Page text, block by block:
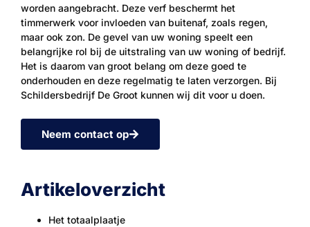
worden aangebracht. Deze verf beschermt het
timmerwerk voor invloeden van buitenaf, zoals regen,
maar ook zon. De gevel van uw woning speelt een
belangrijke rol bij de uitstraling van uw woning of bedrijf.
Het is daarom van groot belang om deze goed te
onderhouden en deze regelmatig te laten verzorgen. Bij
Schildersbedrijf De Groot kunnen wij dit voor u doen.
Neem contact op
Artikeloverzicht
Het totaalplaatje